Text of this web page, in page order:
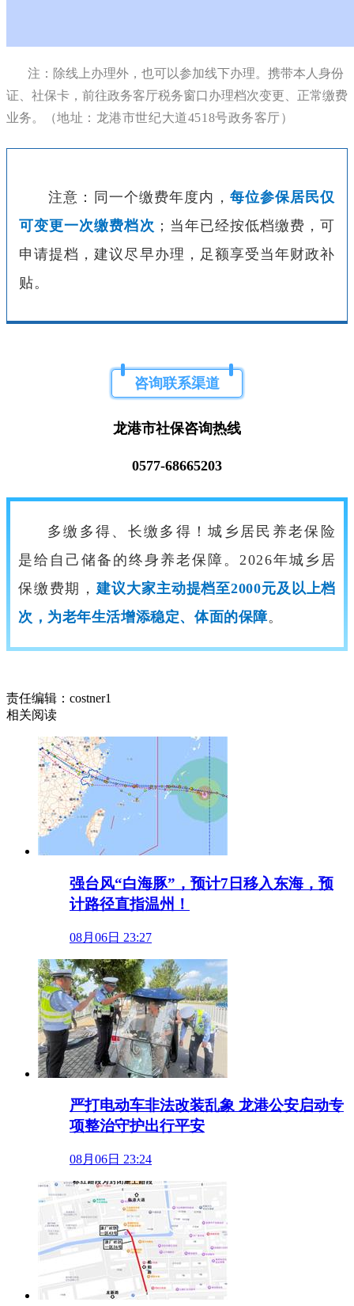
注：除线上办理外，也可以参加线下办理。携带本人身份
证、社保卡，前往政务客厅税务窗口办理档次变更、正常缴费
业务。（地址：龙港市世纪大道4518号政务客厅）
注意：同一个缴费年度内， 每位参保居民仅
可变更一次缴费档次 ；当年已经按低档缴费，可
申请提档，建议尽早办理，足额享受当年财政补
贴。
咨询联系渠道
龙港市社保咨询热线
0577-68665203
多缴多得、长缴多得！城乡居民养老保险
是给自己储备的终身养老保障。2026年城乡居
保缴费期，建议大家主动提档至2000元及以上档
次，为老年生活增添稳定、体面的保障。
责任编辑：costner1
相关阅读
强台风“白海豚”，预计7日移入东海，预
计路径直指温州！
08月06日 23:27
严打电动车非法改装乱象 龙港公安启动专
项整治守护出行平安
08月06日 23:24